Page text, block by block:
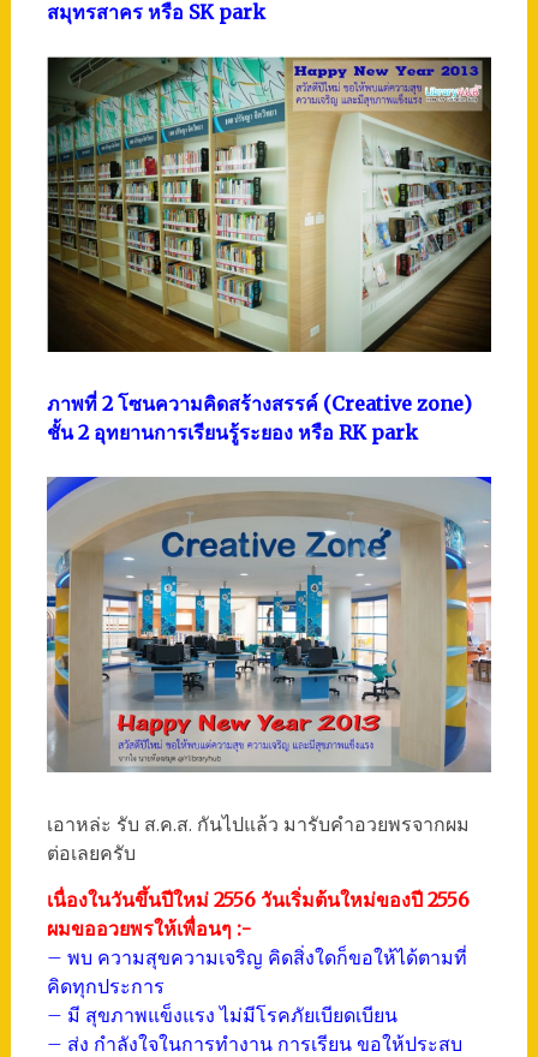
สมุทรสาคร หรือ SK park
ภาพที่ 2 โซนความคิดสร้างสรรค์ (Creative zone)
ชั้น 2 อุทยานการเรียนรู้ระยอง หรือ RK park
เอาหล่ะ รับ ส.ค.ส. กันไปแล้ว มารับคำอวยพรจากผม
ต่อเลยครับ
เนื่องในวันขึ้นปีใหม่ 2556 วันเริ่มต้นใหม่ของปี 2556
ผมขออวยพรให้เพื่อนๆ :-
– พบ ความสุขความเจริญ คิดสิ่งใดก็ขอให้ได้ตามที่
คิดทุกประการ
– มี สุขภาพแข็งแรง ไม่มีโรคภัยเบียดเบียน
– ส่ง กำลังใจในการทำงาน การเรียน ขอให้ประสบ